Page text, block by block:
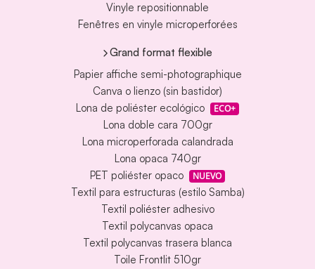
Vinyle repositionnable
Fenêtres en vinyle microperforées
Grand format flexible
Papier affiche semi-photographique
Canva o lienzo (sin bastidor)
Lona de poliéster ecológico
ECO+
Lona doble cara 700gr
Lona microperforada calandrada
Lona opaca 740gr
PET poliéster opaco
NUEVO
Textil para estructuras (estilo Samba)
Textil poliéster adhesivo
Textil polycanvas opaca
Textil polycanvas trasera blanca
Toile Frontlit 510gr